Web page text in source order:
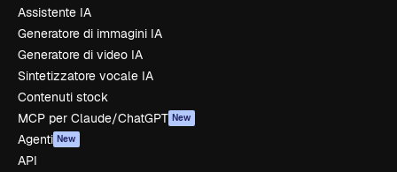
Assistente IA
Generatore di immagini IA
Generatore di video IA
Sintetizzatore vocale IA
Contenuti stock
MCP per Claude/ChatGPT New
Agenti New
API